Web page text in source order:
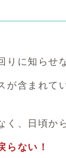
に知らせ
が含まれて
く、日頃か
らない！